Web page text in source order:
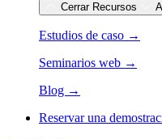
Cerrar Recursos
Estudios de caso →
Seminarios web →
Blog →
Reservar una